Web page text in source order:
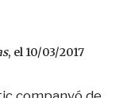
, el 10/03/2017